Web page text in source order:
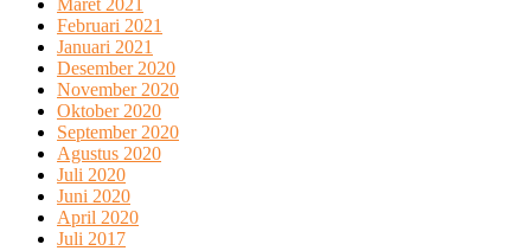
Maret 2021
Februari 2021
Januari 2021
Desember 2020
November 2020
Oktober 2020
September 2020
Agustus 2020
Juli 2020
Juni 2020
April 2020
Juli 2017